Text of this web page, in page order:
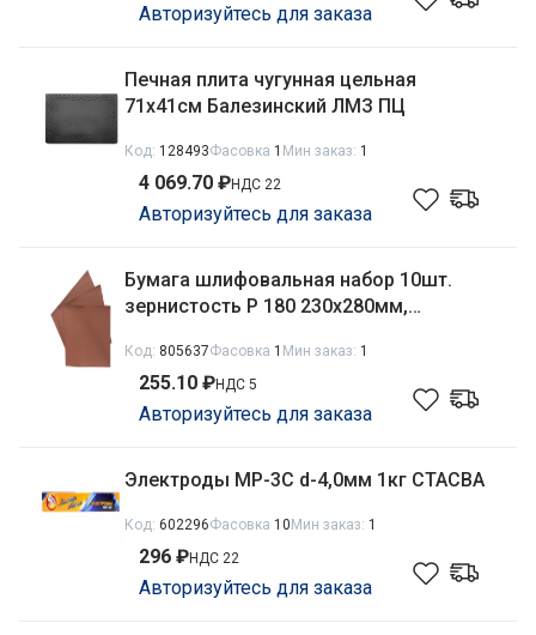
Авторизуйтесь для заказа
Печная плита чугунная цельная
71х41см Балезинский ЛМЗ ПЦ
Код: 128493Фасовка 1 Мин заказ: 1
4 069.70 ₽НДС 22
Авторизуйтесь для заказа
Бумага шлифовальная набор 10шт.
зернистость Р 180 230х280мм,
Код: 805637Фасовка 1 Мин заказ: 1
255.10 ₽НДС 5
Авторизуйтесь для заказа
Электроды MP-3С d-4,0мм 1кг СТАСВА
Код: 602296Фасовка 10Мин заказ: 1
296 ₽НДС 22
Авторизуйтесь для заказа